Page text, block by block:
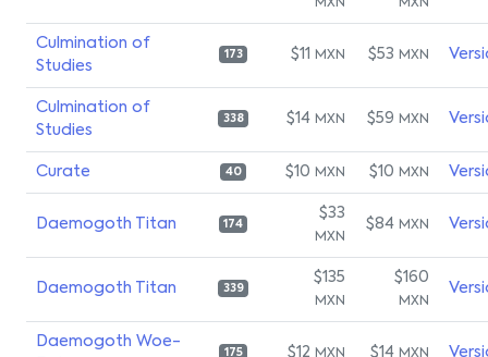
MXN MXN
Culmination of
Studies
173 $11 MXN $53 MXN
Culmination of
Studies
338 $14 MXN $59 MXN
Curate 40 $10 MXN $10 MXN
Daemogoth Titan 174
$33
MXN
$84 MXN
Daemogoth Titan 339
$135
MXN
$160
MXN
Daemogoth Woe-
175 $12 MXN $14 MXN